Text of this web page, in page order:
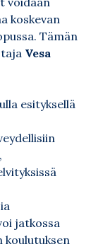
koskevan
Tämän
Vesa
esityksellä
jatkossa
koulutuksen